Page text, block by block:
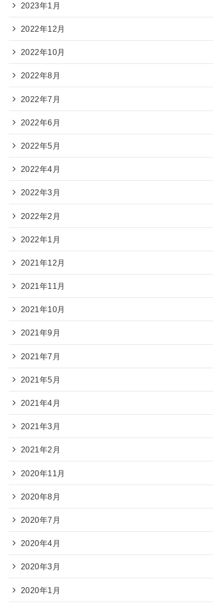
2023年1月
2022年12月
2022年10月
2022年8月
2022年7月
2022年6月
2022年5月
2022年4月
2022年3月
2022年2月
2022年1月
2021年12月
2021年11月
2021年10月
2021年9月
2021年7月
2021年5月
2021年4月
2021年3月
2021年2月
2020年11月
2020年8月
2020年7月
2020年4月
2020年3月
2020年1月